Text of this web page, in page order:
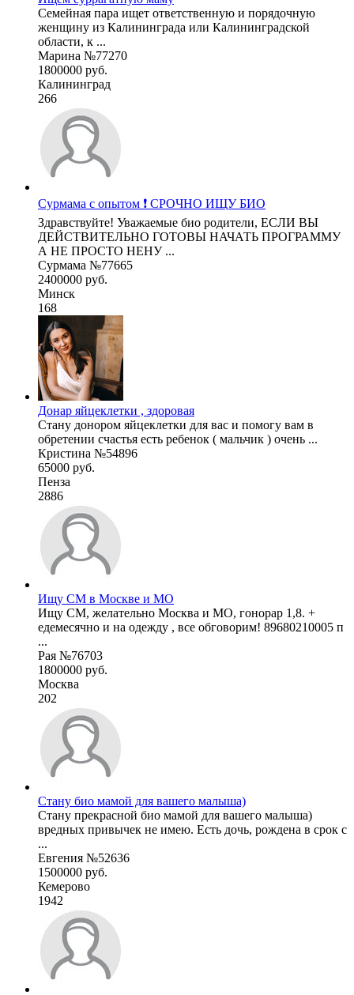
Семейная пара ищет ответственную и порядочную
женщину из Калининграда или Калининградской
области, к ...
Марина №77270
1800000 руб.
Калининград
266
Сурмама с опытом ❗ СРОЧНО ИЩУ БИО
Здравствуйте! Уважаемые био родители, ЕСЛИ ВЫ
ДЕЙСТВИТЕЛЬНО ГОТОВЫ НАЧАТЬ ПРОГРАММУ
А НЕ ПРОСТО НЕНУ ...
Сурмама №77665
2400000 руб.
Минск
168
Донар яйцеклетки , здоровая
Стану донором яйцеклетки для вас и помогу вам в
обретении счастья есть ребенок ( мальчик ) очень ...
Кристина №54896
65000 руб.
Пенза
2886
Ищу СМ в Москве и МО
Ищу СМ, желательно Москва и МО, гонорар 1,8. +
едемесячно и на одежду , все обговорим! 89680210005 п
...
Рая №76703
1800000 руб.
Москва
202
Стану био мамой для вашего малыша)
Стану прекрасной био мамой для вашего малыша)
вредных привычек не имею. Есть дочь, рождена в срок с
...
Евгения №52636
1500000 руб.
Кемерово
1942